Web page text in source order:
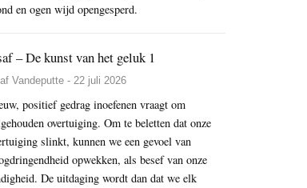
en ogen wijd opengesperd.
– De kunst van het geluk 1
Vandeputte - 22 juli 2026
positief gedrag inoefenen vraagt om
overtuiging. Om te beletten dat onze
slinkt, kunnen we een gevoel van
opwekken, als besef van onze
De uitdaging wordt dan dat we elk